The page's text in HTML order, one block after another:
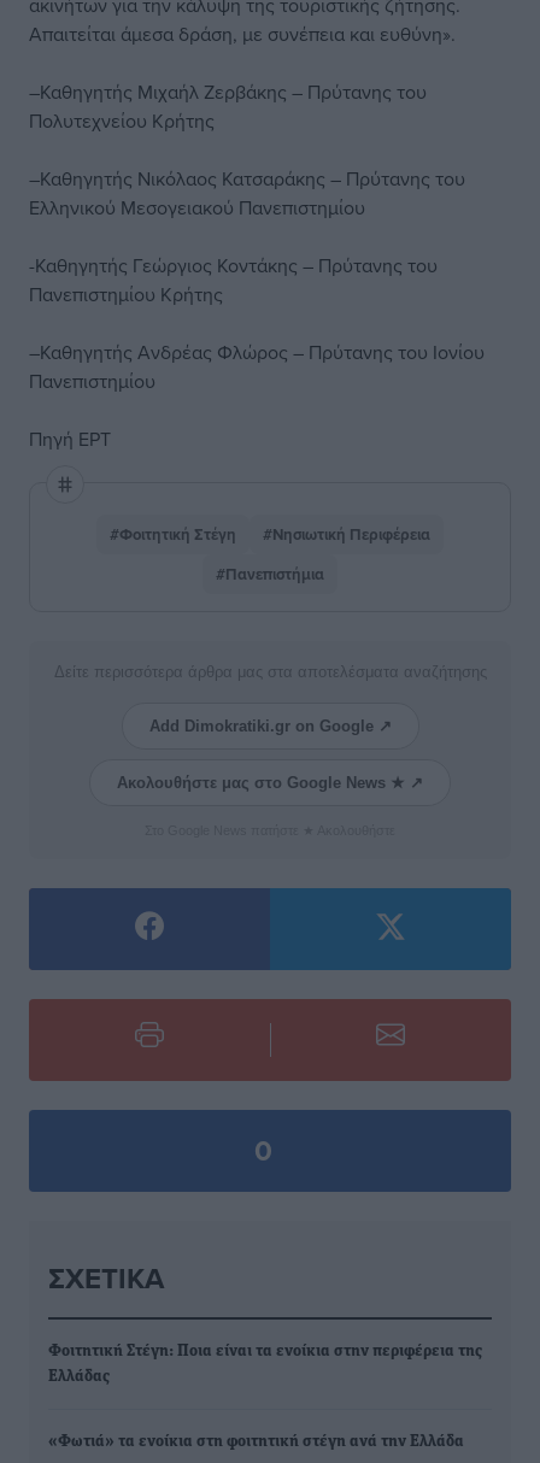
Απαιτείται άμεσα δράση, με συνέπεια και ευθύνη».
–Καθηγητής Μιχαήλ Ζερβάκης – Πρύτανης του
Πολυτεχνείου Κρήτης
–Καθηγητής Νικόλαος Κατσαράκης – Πρύτανης του
Ελληνικού Μεσογειακού Πανεπιστημίου
-Καθηγητής Γεώργιος Κοντάκης – Πρύτανης του
Πανεπιστημίου Κρήτης
–Καθηγητής Ανδρέας Φλώρος – Πρύτανης του Ιονίου
Πανεπιστημίου
Πηγή ΕΡΤ
#Φοιτητική Στέγη
#Νησιωτική Περιφέρεια
#Πανεπιστήμια
Δείτε περισσότερα άρθρα μας στα αποτελέσματα αναζήτησης
Add Dimokratiki.gr on Google ↗
Ακολουθήστε μας στο Google News ★ ↗
0
ΣΧΕΤΙΚΆ
Φοιτητική Στέγη: Ποια είναι τα ενοίκια στην περιφέρεια της
Ελλάδας
«Φωτιά» τα ενοίκια στη φοιτητική στέγη ανά την Ελλάδα